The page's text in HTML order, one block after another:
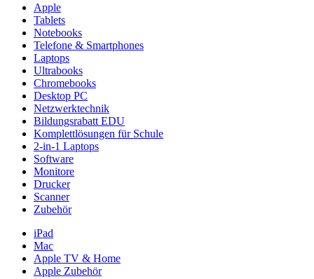
Apple
Tablets
Notebooks
Telefone & Smartphones
Laptops
Ultrabooks
Chromebooks
Desktop PC
Netzwerktechnik
Bildungsrabatt EDU
Komplettlösungen für Schule
2-in-1 Laptops
Software
Monitore
Drucker
Scanner
Zubehör
iPad
Mac
Apple TV & Home
Apple Zubehör